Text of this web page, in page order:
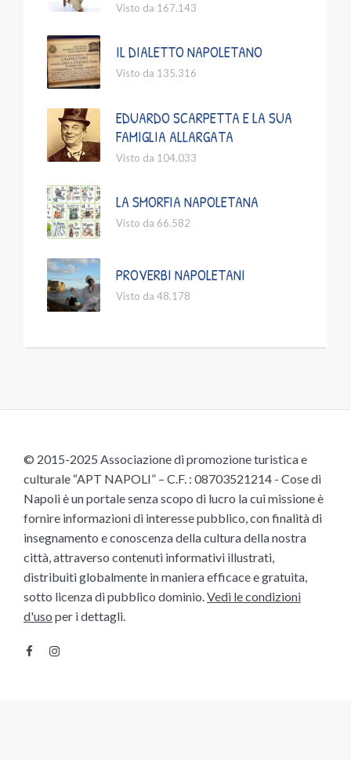
Visto da 167.143
IL DIALETTO NAPOLETANO
Visto da 135.316
EDUARDO SCARPETTA E LA SUA
FAMIGLIA ALLARGATA
Visto da 104.033
LA SMORFIA NAPOLETANA
Visto da 66.582
PROVERBI NAPOLETANI
Visto da 48.178
© 2015-2025 Associazione di promozione turistica e
culturale “APT NAPOLI” – C.F. : 08703521214 - Cose di
Napoli è un portale senza scopo di lucro la cui missione è
fornire informazioni di interesse pubblico, con finalità di
insegnamento e conoscenza della cultura della nostra
città, attraverso contenuti informativi illustrati,
distribuiti globalmente in maniera efficace e gratuita,
sotto licenza di pubblico dominio.Vedi le condizioni
d'uso per i dettagli.